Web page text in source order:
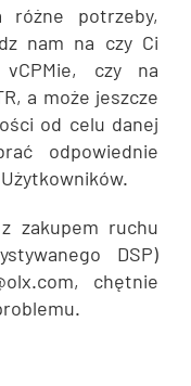
różne potrzeby,
nam na czy Ci
czy na
a może jeszcze
od celu danej
odpowiednie
zakupem ruchu
DSP)
, chętnie